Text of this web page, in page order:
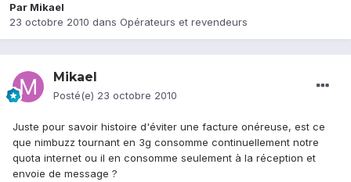
Par Mikael
23 octobre 2010 dans Opérateurs et revendeurs
Mikael
Posté(e) 23 octobre 2010
Juste pour savoir histoire d'éviter une facture onéreuse, est ce
que nimbuzz tournant en 3g consomme continuellement notre
quota internet ou il en consomme seulement à la réception et
envoie de message ?